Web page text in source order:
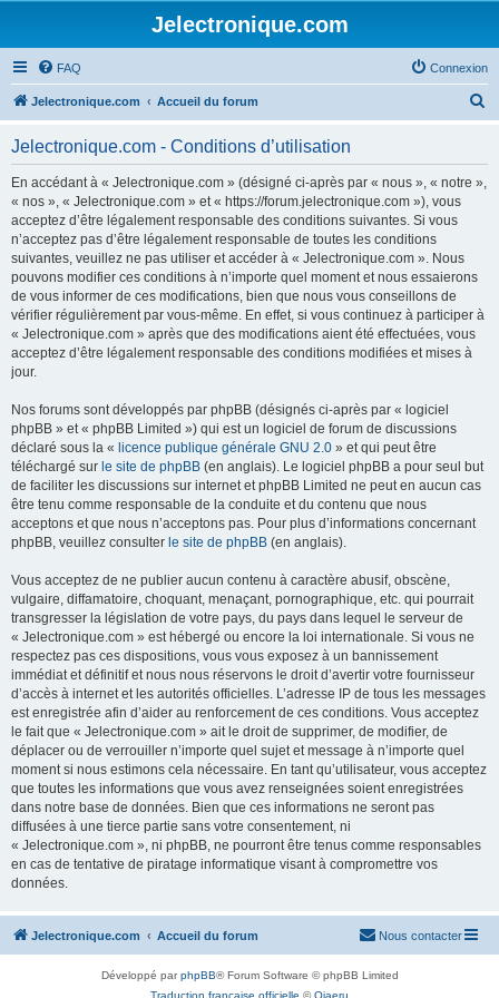
Jelectronique.com
FAQ Connexion
Jelectronique.com Accueil du forum
Jelectronique.com - Conditions d’utilisation
En accédant à « Jelectronique.com » (désigné ci-après par « nous », « notre »,
« nos », « Jelectronique.com » et « https://forum.jelectronique.com »), vous
acceptez d’être légalement responsable des conditions suivantes. Si vous
n’acceptez pas d’être légalement responsable de toutes les conditions
suivantes, veuillez ne pas utiliser et accéder à « Jelectronique.com ». Nous
pouvons modifier ces conditions à n’importe quel moment et nous essaierons
de vous informer de ces modifications, bien que nous vous conseillons de
vérifier régulièrement par vous-même. En effet, si vous continuez à participer à
« Jelectronique.com » après que des modifications aient été effectuées, vous
acceptez d’être légalement responsable des conditions modifiées et mises à
jour.
Nos forums sont développés par phpBB (désignés ci-après par « logiciel
phpBB » et « phpBB Limited ») qui est un logiciel de forum de discussions
déclaré sous la « licence publique générale GNU 2.0 » et qui peut être
téléchargé sur le site de phpBB (en anglais). Le logiciel phpBB a pour seul but
de faciliter les discussions sur internet et phpBB Limited ne peut en aucun cas
être tenu comme responsable de la conduite et du contenu que nous
acceptons et que nous n’acceptons pas. Pour plus d’informations concernant
phpBB, veuillez consulter le site de phpBB (en anglais).
Vous acceptez de ne publier aucun contenu à caractère abusif, obscène,
vulgaire, diffamatoire, choquant, menaçant, pornographique, etc. qui pourrait
transgresser la législation de votre pays, du pays dans lequel le serveur de
« Jelectronique.com » est hébergé ou encore la loi internationale. Si vous ne
respectez pas ces dispositions, vous vous exposez à un bannissement
immédiat et définitif et nous nous réservons le droit d’avertir votre fournisseur
d’accès à internet et les autorités officielles. L’adresse IP de tous les messages
est enregistrée afin d’aider au renforcement de ces conditions. Vous acceptez
le fait que « Jelectronique.com » ait le droit de supprimer, de modifier, de
déplacer ou de verrouiller n’importe quel sujet et message à n’importe quel
moment si nous estimons cela nécessaire. En tant qu’utilisateur, vous acceptez
que toutes les informations que vous avez renseignées soient enregistrées
dans notre base de données. Bien que ces informations ne seront pas
diffusées à une tierce partie sans votre consentement, ni
« Jelectronique.com », ni phpBB, ne pourront être tenus comme responsables
en cas de tentative de piratage informatique visant à compromettre vos
données.
Jelectronique.com Accueil du forum Nous contacter
Développé parphpBB® Forum Software © phpBB Limited
Traduction française officielle ©Qiaeru